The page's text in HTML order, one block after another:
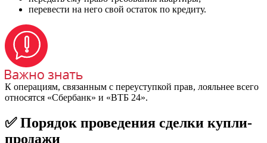
перевести на него свой остаток по кредиту.
К операциям, связанным с переуступкой прав, лояльнее всего
относятся «Сбербанк» и «ВТБ 24».
✅ Порядок проведения сделки купли-
продажи